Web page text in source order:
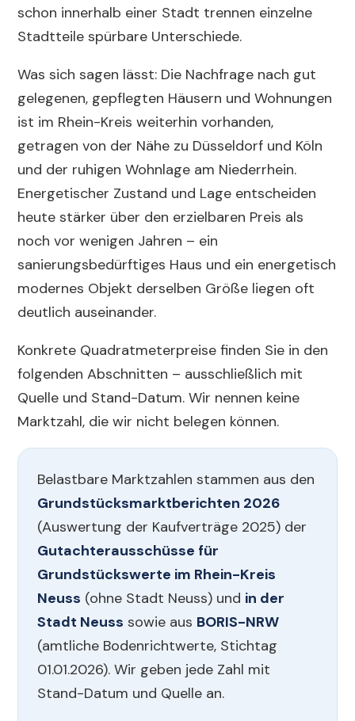
schon innerhalb einer Stadt trennen einzelne
Stadtteile spürbare Unterschiede.
Was sich sagen lässt: Die Nachfrage nach gut
gelegenen, gepflegten Häusern und Wohnungen
ist im Rhein-Kreis weiterhin vorhanden,
getragen von der Nähe zu Düsseldorf und Köln
und der ruhigen Wohnlage am Niederrhein.
Energetischer Zustand und Lage entscheiden
heute stärker über den erzielbaren Preis als
noch vor wenigen Jahren – ein
sanierungsbedürftiges Haus und ein energetisch
modernes Objekt derselben Größe liegen oft
deutlich auseinander.
Konkrete Quadratmeterpreise finden Sie in den
folgenden Abschnitten – ausschließlich mit
Quelle und Stand-Datum. Wir nennen keine
Marktzahl, die wir nicht belegen können.
Belastbare Marktzahlen stammen aus den
Grundstücksmarktberichten 2026
(Auswertung der Kaufverträge 2025) der
Gutachterausschüsse für
Grundstückswerte im Rhein-Kreis
Neuss (ohne Stadt Neuss) und in der
Stadt Neuss sowie aus BORIS-NRW
(amtliche Bodenrichtwerte, Stichtag
01.01.2026). Wir geben jede Zahl mit
Stand-Datum und Quelle an.